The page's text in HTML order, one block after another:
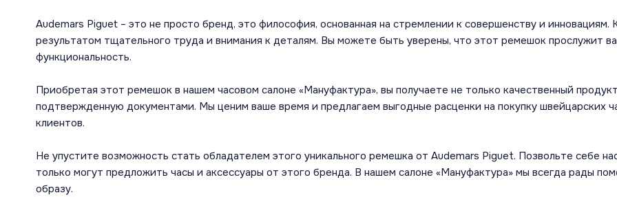
Audemars Piguet – это не просто бренд, это философия, основанная на стремлении к совершенству и
результатом тщательного труда и внимания к деталям. Вы можете быть уверены, что этот ремешок прослужит
функциональность.
Приобретая этот ремешок в нашем часовом салоне «Мануфактура», вы получаете не только качественный
подтвержденную документами. Мы ценим ваше время и предлагаем выгодные расценки на покупку швейцарских
клиентов.
Не упустите возможность стать обладателем этого уникального ремешка от Audemars Piguet. Позвольте себе
только могут предложить часы и аксессуары от этого бренда. В нашем салоне «Мануфактура» мы всегда рады
образу.